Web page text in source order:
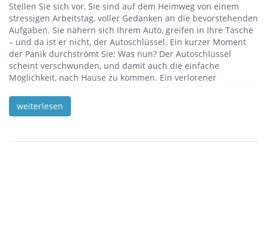
Stellen Sie sich vor, Sie sind auf dem Heimweg von einem
stressigen Arbeitstag, voller Gedanken an die bevorstehenden
Aufgaben. Sie nähern sich Ihrem Auto, greifen in Ihre Tasche
– und da ist er nicht, der Autoschlüssel. Ein kurzer Moment
der Panik durchströmt Sie: Was nun? Der Autoschlüssel
scheint verschwunden, und damit auch die einfache
Möglichkeit, nach Hause zu kommen. Ein verlorener
Autoschlüssel ist nicht nur eine ärgerliche Unannehmlichkeit,
sondern kann auch erhebliche Kosten und Zeitaufwand mit
sich bringen. In modernen Fahrzeugen, die oft mit High-Tech-
weiterlesen